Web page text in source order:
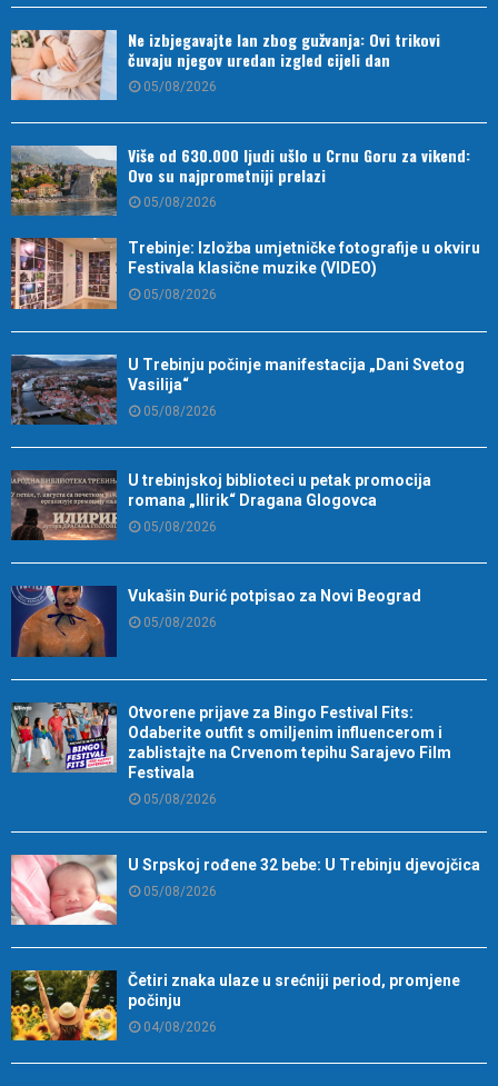
Ne izbjegavajte lan zbog gužvanja: Ovi trikovi
čuvaju njegov uredan izgled cijeli dan
05/08/2026
Više od 630.000 ljudi ušlo u Crnu Goru za vikend:
Ovo su najprometniji prelazi
05/08/2026
Trebinje: Izložba umjetničke fotografije u okviru
Festivala klasične muzike (VIDEO)
05/08/2026
U Trebinju počinje manifestacija „Dani Svetog
Vasilija“
05/08/2026
U trebinjskoj biblioteci u petak promocija
romana „Ilirik“ Dragana Glogovca
05/08/2026
Vukašin Đurić potpisao za Novi Beograd
05/08/2026
Otvorene prijave za Bingo Festival Fits:
Odaberite outfit s omiljenim influencerom i
zablistajte na Crvenom tepihu Sarajevo Film
Festivala
05/08/2026
U Srpskoj rođene 32 bebe: U Trebinju djevojčica
05/08/2026
Četiri znaka ulaze u srećniji period, promjene
počinju
04/08/2026